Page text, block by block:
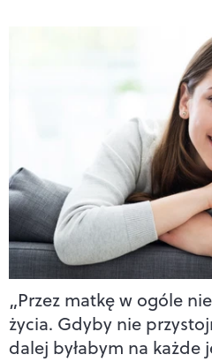
„Przez matkę w ogóle
życia. Gdyby nie
dalej byłabym na każde